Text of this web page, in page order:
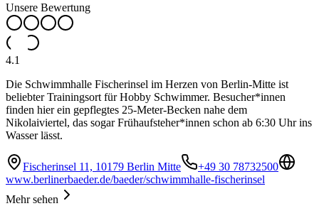
Unsere Bewertung
4.1
Die Schwimmhalle Fischerinsel im Herzen von Berlin-Mitte ist
beliebter Trainingsort für Hobby Schwimmer. Besucher*innen
finden hier ein gepflegtes 25-Meter-Becken nahe dem
Nikolaiviertel, das sogar Frühaufsteher*innen schon ab 6:30 Uhr ins
Wasser lässt.
Fischerinsel 11, 10179 Berlin Mitte
+49 30 78732500
www.berlinerbaeder.de/baeder/schwimmhalle-fischerinsel
Mehr sehen